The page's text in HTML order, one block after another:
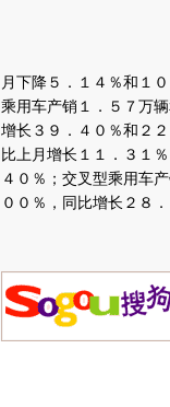
月下降５．１４％和１
乘用车产销１．５７万
增长３９．４０％和２
比上月增长１１．３１
４０％；交叉型乘用车
００％，同比增长２８